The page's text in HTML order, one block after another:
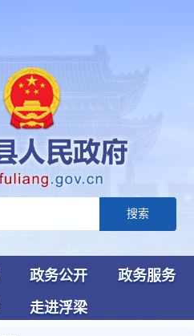
搜索
政务公开
政务服务
走进浮梁